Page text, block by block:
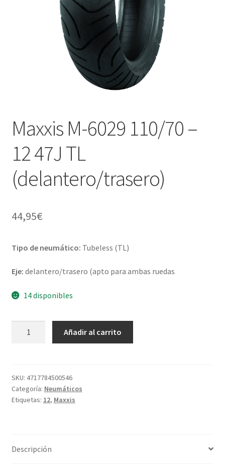
Maxxis M-6029 110/70 –
12 47J TL
(delantero/trasero)
44,95€
Tipo de neumático: Tubeless (TL)
Eje: delantero/trasero (apto para ambas ruedas
14 disponibles
-
12
47J
Añadir al carrito
SKU: 4717784500546
Categoría: Neumáticos
Etiquetas: 12, Maxxis
Descripción